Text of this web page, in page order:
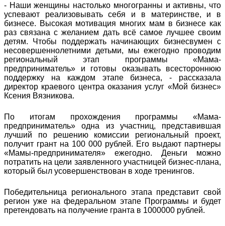
- Наши женщины настолько многогранны и активны, что
успевают реализовывать себя и в материнстве, и в
бизнесе. Высокая мотивация многих мам в бизнесе как
раз связана с желанием дать всё самое лучшее своим
детям. Чтобы поддержать начинающих бизнесвумен с
несовершеннолетними детьми, мы ежегодно проводим
региональный этап программы «Мама-
предприниматель» и готовы оказывать всестороннюю
поддержку на каждом этапе бизнеса, - рассказала
директор краевого центра оказания услуг «Мой бизнес»
Ксения Вязникова.
По итогам прохождения программы «Мама-
предприниматель» одна из участниц, представившая
лучший по решению комиссии региональный проект,
получит грант на 100 000 рублей. Его выдают партнеры
«Мамы-предпринимателя» ежегодно. Деньги можно
потратить на цели заявленного участницей бизнес-плана,
который был усовершенствован в ходе тренингов.
Победительница регионального этапа представит свой
регион уже на федеральном этапе Программы и будет
претендовать на получение гранта в 1000000 рублей.